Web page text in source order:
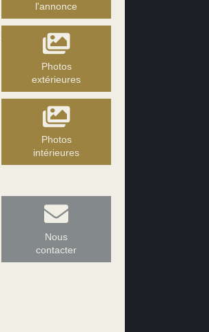
l'annonce
Photos
extérieures
Photos
intérieures
Nous
contacter